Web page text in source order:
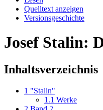
Quelltext anzeigen
Versionsgeschichte
Josef Stalin:
Inhaltsverzeichnis
1 "Stalin"
1.1 Werke